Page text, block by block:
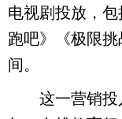
电视剧投放，
跑吧》《极限
间。
这一营销投